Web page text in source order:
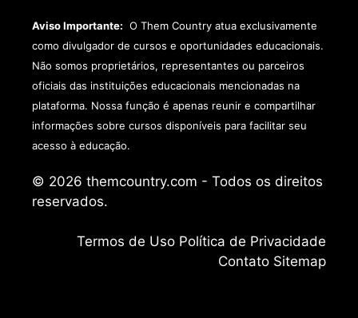
Aviso Importante: O Them Country atua exclusivamente
como divulgador de cursos e oportunidades educacionais.
Não somos proprietários, representantes ou parceiros
oficiais das instituições educacionais mencionadas na
plataforma. Nossa função é apenas reunir e compartilhar
informações sobre cursos disponíveis para facilitar seu
acesso à educação.
© 2026 themcountry.com - Todos os direitos
reservados.
Termos de Uso Política de Privacidade
Contato Sitemap